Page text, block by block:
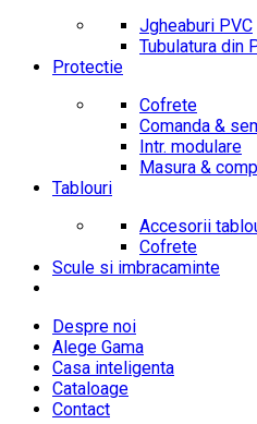
Jgheaburi PVC
Tubulatura din
Protectie
Cofrete
Comanda &
Intr. modulare
Masura &
Tablouri
Accesorii
Cofrete
Scule si imbracaminte
Despre noi
Alege Gama
Casa inteligenta
Cataloage
Contact